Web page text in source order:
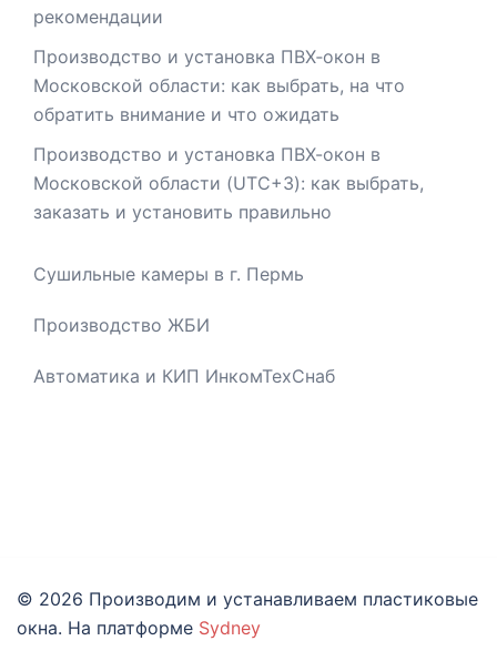
рекомендации
Производство и установка ПВХ‑окон в
Московской области: как выбрать, на что
обратить внимание и что ожидать
Производство и установка ПВХ-окон в
Московской области (UTC+3): как выбрать,
заказать и установить правильно
Сушильные камеры в г. Пермь
Производство ЖБИ
Автоматика и КИП ИнкомТехСнаб
© 2026 Производим и устанавливаем пластиковые
окна. На платформе Sydney